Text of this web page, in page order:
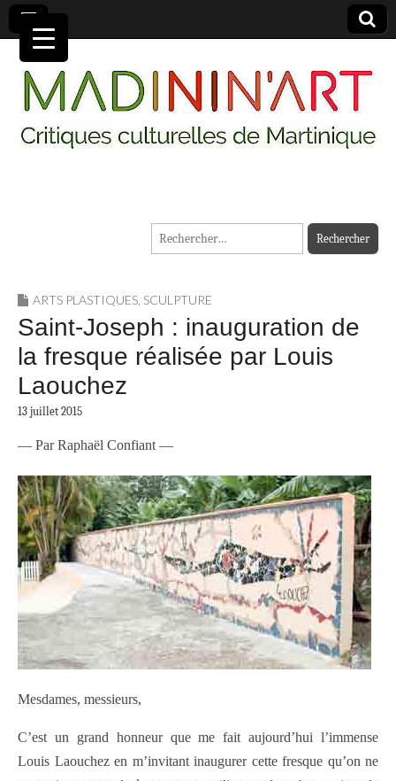
MADININ'ART
Rechercher :
ARTS PLASTIQUES, SCULPTURE
Saint-Joseph : inauguration de
la fresque réalisée par Louis
Laouchez
13 juillet 2015
— Par Raphaël Confiant —
Mesdames, messieurs,
C’est un grand honneur que me fait aujourd’hui l’immense
Louis Laouchez en m’invitant inaugurer cette fresque qu’on ne